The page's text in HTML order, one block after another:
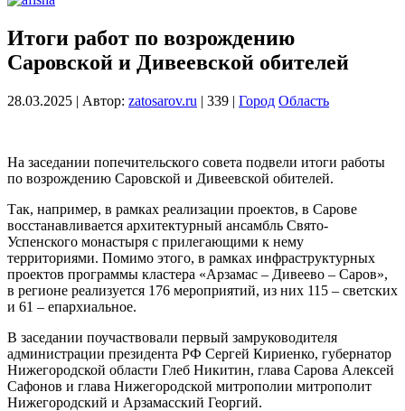
Итоги работ по возрождению
Саровской и Дивеевской обителей
28.03.2025 | Автор: zatosarov.ru | 339 | Город Область
На заседании попечительского совета подвели итоги работы
по возрождению Саровской и Дивеевской обителей.
Так, например, в рамках реализации проектов, в Сарове
восстанавливается архитектурный ансамбль Свято-
Успенского монастыря с прилегающими к нему
территориями. Помимо этого, в рамках инфраструктурных
проектов программы кластера «Арзамас – Дивеево – Саров»,
в регионе реализуется 176 мероприятий, из них 115 – светских
и 61 – епархиальное.
В заседании поучаствовали первый замруководителя
администрации президента РФ Сергей Кириенко, губернатор
Нижегородской области Глеб Никитин, глава Сарова Алексей
Сафонов и глава Нижегородской митрополии митрополит
Нижегородский и Арзамасский Георгий.